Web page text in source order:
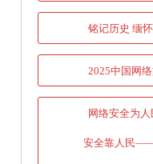
铭记历史 缅
2025中国网
网络安全为
安全靠人民